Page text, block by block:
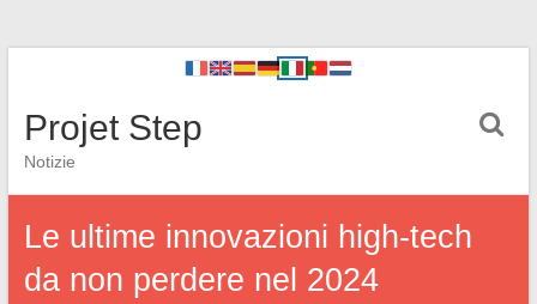
Projet Step
Notizie
Le ultime innovazioni high-tech
da non perdere nel 2024